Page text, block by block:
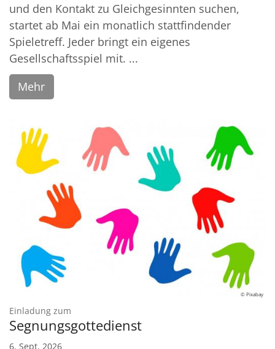
und den Kontakt zu Gleichgesinnten suchen,
startet ab Mai ein monatlich stattfindender
Spieletreff. Jeder bringt ein eigenes
Gesellschaftsspiel mit. ...
Mehr
© Pixabay
Einladung zum
Segnungsgottedienst
6. Sept. 2026